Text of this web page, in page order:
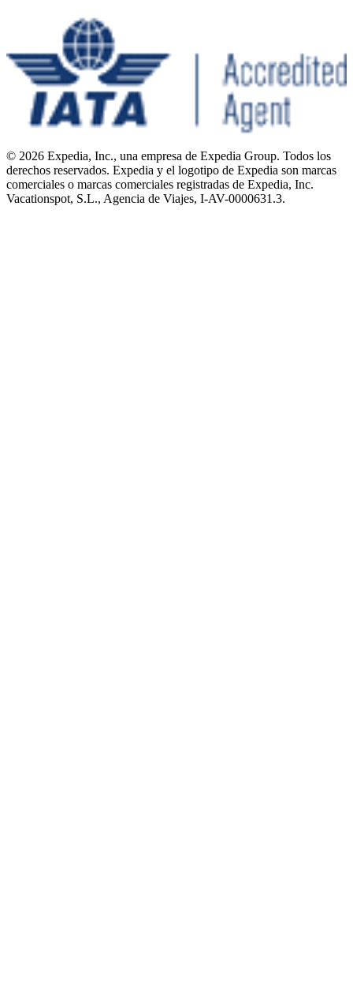
© 2026 Expedia, Inc., una empresa de Expedia Group. Todos los
derechos reservados. Expedia y el logotipo de Expedia son marcas
comerciales o marcas comerciales registradas de Expedia, Inc.
Vacationspot, S.L., Agencia de Viajes, I-AV-0000631.3.